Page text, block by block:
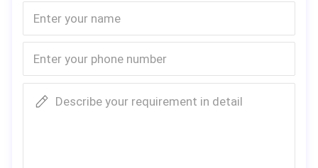
Describe your requirement in detail